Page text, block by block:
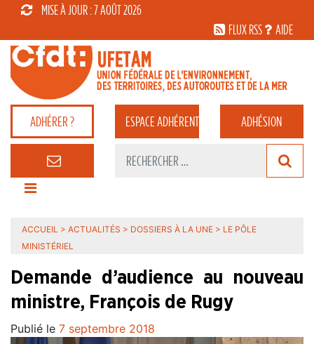
MISE À JOUR : 7 AOÛT 2026
FLUX RSS
AIDE
ADHÉRER ? ESPACEADHÉRENT ADHÉSION
ACCUEIL > ACTUALITÉS > DOSSIERS À LA UNE > LE PÔLE
MINISTÉRIEL
Demande d’audience au nouveau
ministre, François de Rugy
Publié le 7 septembre 2018